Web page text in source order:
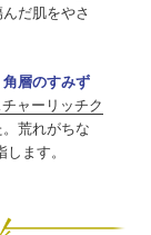
だ肌をやさ
角層のすみず
ャーリッチク
荒れがちな
ます。